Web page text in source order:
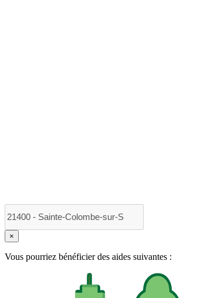
×
Vous pourriez bénéficier des aides suivantes :